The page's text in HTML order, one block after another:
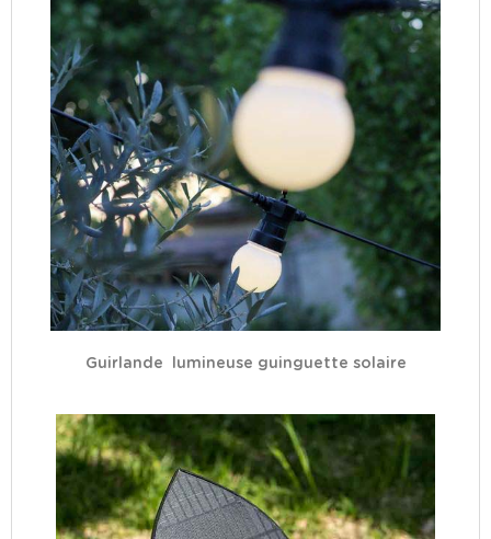
Guirlande lumineuse guinguette solaire